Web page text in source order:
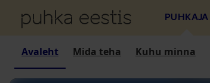
PUHKAJA
Avaleht Mida teha Kuhu minna